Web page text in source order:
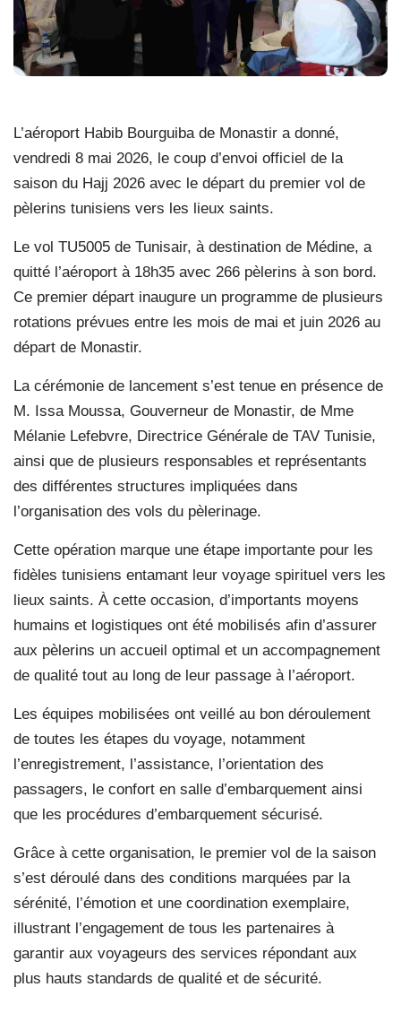
L’aéroport Habib Bourguiba de Monastir a donné,
vendredi 8 mai 2026, le coup d’envoi officiel de la
saison du Hajj 2026 avec le départ du premier vol de
pèlerins tunisiens vers les lieux saints.
Le vol TU5005 de Tunisair, à destination de Médine, a
quitté l’aéroport à 18h35 avec 266 pèlerins à son bord.
Ce premier départ inaugure un programme de plusieurs
rotations prévues entre les mois de mai et juin 2026 au
départ de Monastir.
La cérémonie de lancement s’est tenue en présence de
M. Issa Moussa, Gouverneur de Monastir, de Mme
Mélanie Lefebvre, Directrice Générale de TAV Tunisie,
ainsi que de plusieurs responsables et représentants
des différentes structures impliquées dans
l’organisation des vols du pèlerinage.
Cette opération marque une étape importante pour les
fidèles tunisiens entamant leur voyage spirituel vers les
lieux saints. À cette occasion, d’importants moyens
humains et logistiques ont été mobilisés afin d’assurer
aux pèlerins un accueil optimal et un accompagnement
de qualité tout au long de leur passage à l’aéroport.
Les équipes mobilisées ont veillé au bon déroulement
de toutes les étapes du voyage, notamment
l’enregistrement, l’assistance, l’orientation des
passagers, le confort en salle d’embarquement ainsi
que les procédures d’embarquement sécurisé.
Grâce à cette organisation, le premier vol de la saison
s’est déroulé dans des conditions marquées par la
sérénité, l’émotion et une coordination exemplaire,
illustrant l’engagement de tous les partenaires à
garantir aux voyageurs des services répondant aux
plus hauts standards de qualité et de sécurité.